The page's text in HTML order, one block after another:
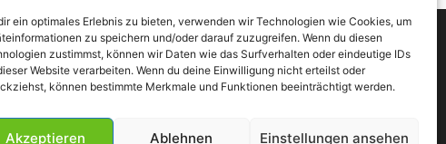
ein optimales Erlebnis zu bieten, verwenden wir Technologien wie Cookies, um
zu speichern und/oder darauf zuzugreifen. Wenn du diesen
zustimmst, können wir Daten wie das Surfverhalten oder eindeutige IDs
Website verarbeiten. Wenn du deine Einwilligung nicht erteilst oder
können bestimmte Merkmale und Funktionen beeinträchtigt werden.
Akzeptieren Ablehnen Einstellungen ansehen